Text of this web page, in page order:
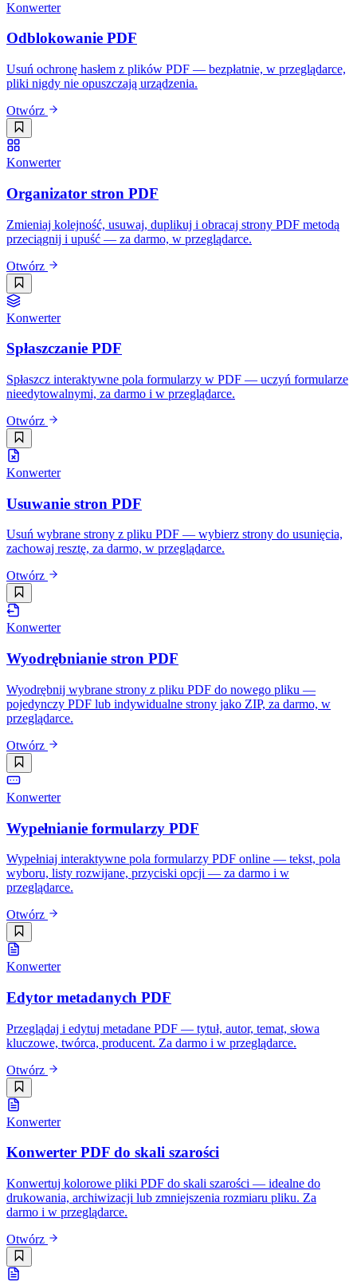
Konwerter
Odblokowanie PDF
Usuń ochronę hasłem z plików PDF — bezpłatnie, w przeglądarce,
pliki nigdy nie opuszczają urządzenia.
Otwórz
Konwerter
Organizator stron PDF
Zmieniaj kolejność, usuwaj, duplikuj i obracaj strony PDF metodą
przeciągnij i upuść — za darmo, w przeglądarce.
Otwórz
Konwerter
Spłaszczanie PDF
Spłaszcz interaktywne pola formularzy w PDF — uczyń formularze
nieedytowalnymi, za darmo i w przeglądarce.
Otwórz
Konwerter
Usuwanie stron PDF
Usuń wybrane strony z pliku PDF — wybierz strony do usunięcia,
zachowaj resztę, za darmo, w przeglądarce.
Otwórz
Konwerter
Wyodrębnianie stron PDF
Wyodrębnij wybrane strony z pliku PDF do nowego pliku —
pojedynczy PDF lub indywidualne strony jako ZIP, za darmo, w
przeglądarce.
Otwórz
Konwerter
Wypełnianie formularzy PDF
Wypełniaj interaktywne pola formularzy PDF online — tekst, pola
wyboru, listy rozwijane, przyciski opcji — za darmo i w
przeglądarce.
Otwórz
Konwerter
Edytor metadanych PDF
Przeglądaj i edytuj metadane PDF — tytuł, autor, temat, słowa
kluczowe, twórca, producent. Za darmo i w przeglądarce.
Otwórz
Konwerter
Konwerter PDF do skali szarości
Konwertuj kolorowe pliki PDF do skali szarości — idealne do
drukowania, archiwizacji lub zmniejszenia rozmiaru pliku. Za
darmo i w przeglądarce.
Otwórz